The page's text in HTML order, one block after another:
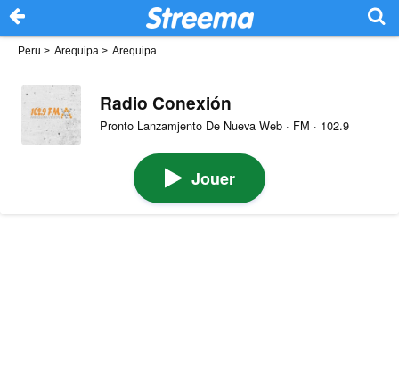
Peru > Arequipa > Arequipa
Radio Conexión
Pronto Lanzamjento De Nueva Web · FM · 102.9
Jouer